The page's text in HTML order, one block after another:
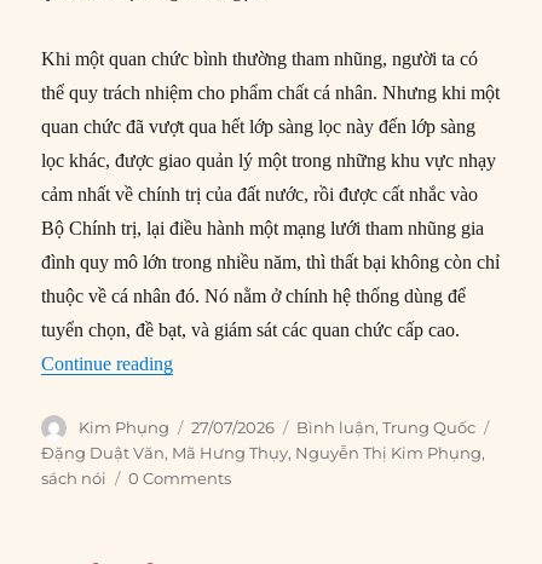
Khi một quan chức bình thường tham nhũng, người ta có
thể quy trách nhiệm cho phẩm chất cá nhân. Nhưng khi một
quan chức đã vượt qua hết lớp sàng lọc này đến lớp sàng
lọc khác, được giao quản lý một trong những khu vực nhạy
cảm nhất về chính trị của đất nước, rồi được cất nhắc vào
Bộ Chính trị, lại điều hành một mạng lưới tham nhũng gia
đình quy mô lớn trong nhiều năm, thì thất bại không còn chỉ
thuộc về cá nhân đó. Nó nằm ở chính hệ thống dùng để
tuyển chọn, đề bạt, và giám sát các quan chức cấp cao.
Continue reading“Yêu cầu về lòng trung thành của Tập đang
Author
Kim Phụng
Posted
on
27/07/2026 Categories
Bình luận,Trung Quốc
Đặng Duật Văn, Mã Hưng Thụy, Nguyễn Thị Kim Phụng,
sách nói
0 Comments